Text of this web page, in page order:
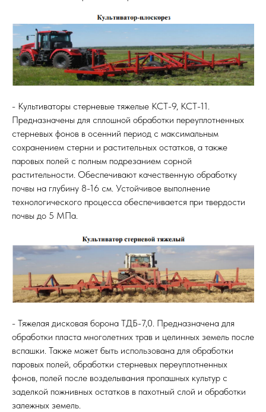
- Культиваторы стерневые тяжелые КСТ-9, КСТ-11.
Предназначены для сплошной обработки переуплотненных
стерневых фонов в осенний период с максимальным
сохранением стерни и растительных остатков, а также
паровых полей с полным подрезанием сорной
растительности. Обеспечивают качественную обработку
почвы на глубину 8-16 см. Устойчивое выполнение
технологического процесса обеспечивается при твердости
почвы до 5 МПа.
- Тяжелая дисковая борона ТДБ-7,0. Предназначена для
обработки пласта многолетних трав и целинных земель после
вспашки. Также может быть использована для обработки
паровых полей, обработки стерневых переуплотненных
фонов, полей после возделывания пропашных культур с
заделкой пожнивных остатков в пахотный слой и обработки
залежных земель.